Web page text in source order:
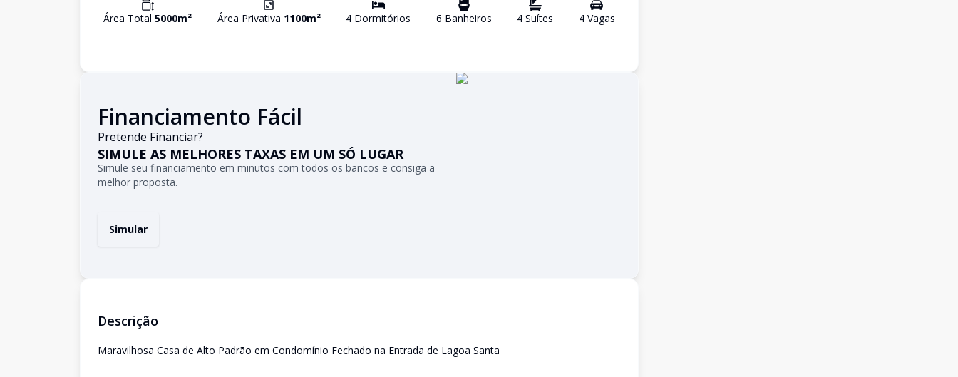
Área Total 5000m² Área Privativa 1100m² 4 Dormitórios 6 Banheiros 4 Suítes 4Vagas
Financiamento Fácil
Pretende Financiar?
SIMULE AS MELHORES TAXAS EM UM SÓ LUGAR
Simule seu financiamento em minutos com todos os bancos e consiga a
melhor proposta.
Simular
Descrição
Maravilhosa Casa de Alto Padrão em Condomínio Fechado na Entrada de Lagoa Santa